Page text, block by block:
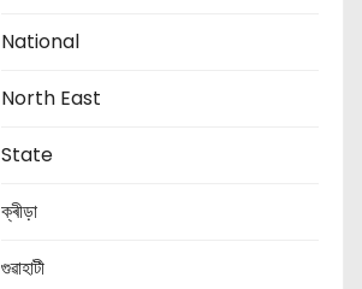
National
North East
State
ক্ৰীড়া
গুৱাহাটী